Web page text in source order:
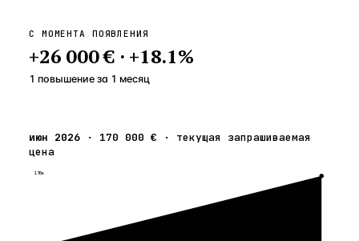
С МОМЕНТА ПОЯВЛЕНИЯ
+26 000 €· +18.1%
1 повышение за 1 месяц
июн 2026 · 170 000 € · текущая запрашиваемая
цена
170к